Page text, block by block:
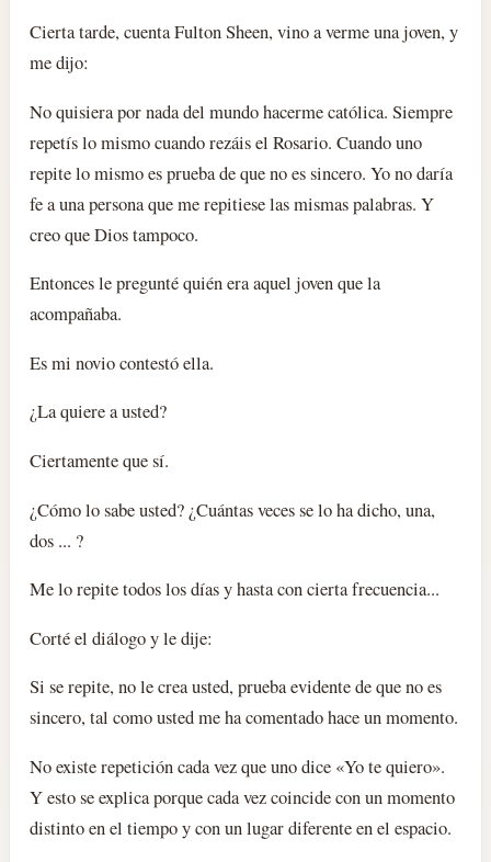
Cierta tarde, cuenta Fulton Sheen, vino a verme una joven, y
me dijo:
No quisiera por nada del mundo hacerme católica. Siempre
repetís lo mismo cuando rezáis el Rosario. Cuando uno
repite lo mismo es prueba de que no es sincero. Yo no daría
fe a una persona que me repitiese las mismas palabras. Y
creo que Dios tampoco.
Entonces le pregunté quién era aquel joven que la
acompañaba.
Es mi novio contestó ella.
¿La quiere a usted?
Ciertamente que sí.
¿Cómo lo sabe usted? ¿Cuántas veces se lo ha dicho, una,
dos ... ?
Me lo repite todos los días y hasta con cierta frecuencia...
Corté el diálogo y le dije:
Si se repite, no le crea usted, prueba evidente de que no es
sincero, tal como usted me ha comentado hace un momento.
No existe repetición cada vez que uno dice «Yo te quiero».
Y esto se explica porque cada vez coincide con un momento
distinto en el tiempo y con un lugar diferente en el espacio.